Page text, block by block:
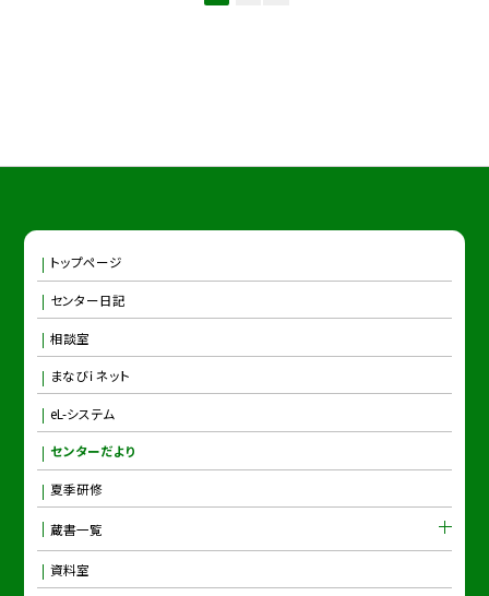
トップページ
センター日記
相談室
まなびｉネット
eL-システム
センターだより
夏季研修
蔵書一覧
資料室